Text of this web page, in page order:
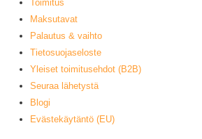
Toimitus
Maksutavat
Palautus & vaihto
Tietosuojaseloste
Yleiset toimitusehdot (B2B)
Seuraa lähetystä
Blogi
Evästekäytäntö (EU)